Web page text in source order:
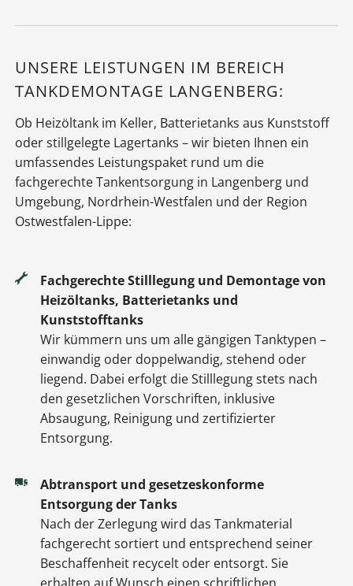
UNSERE LEISTUNGEN IM BEREICH
TANKDEMONTAGE LANGENBERG:
Ob Heizöltank im Keller, Batterietanks aus Kunststoff
oder stillgelegte Lagertanks – wir bieten Ihnen ein
umfassendes Leistungspaket rund um die
fachgerechte Tankentsorgung in Langenberg und
Umgebung, Nordrhein-Westfalen und der Region
Ostwestfalen-Lippe:
Fachgerechte Stilllegung und Demontage von
Heizöltanks, Batterietanks und
Kunststofftanks
Wir kümmern uns um alle gängigen Tanktypen –
einwandig oder doppelwandig, stehend oder
liegend. Dabei erfolgt die Stilllegung stets nach
den gesetzlichen Vorschriften, inklusive
Absaugung, Reinigung und zertifizierter
Entsorgung.
Abtransport und gesetzeskonforme
Entsorgung der Tanks
Nach der Zerlegung wird das Tankmaterial
fachgerecht sortiert und entsprechend seiner
Beschaffenheit recycelt oder entsorgt. Sie